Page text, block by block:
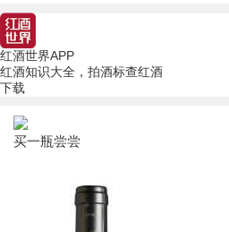
红酒世界APP
红酒知识大全，拍酒标查红酒
下载
买一瓶尝尝